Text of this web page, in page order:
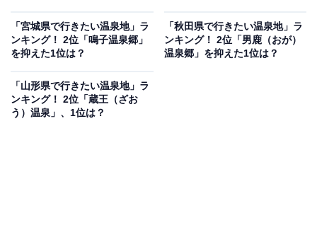
「宮城県で行きたい温泉地」ラ
ンキング！ 2位「鳴子温泉郷」
を抑えた1位は？
「秋田県で行きたい温泉地」ラ
ンキング！ 2位「男鹿（おが）
温泉郷」を抑えた1位は？
「山形県で行きたい温泉地」ラ
ンキング！ 2位「蔵王（ざお
う）温泉」、1位は？